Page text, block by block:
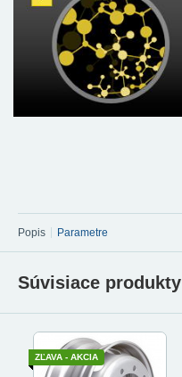
Popis Parametre
Súvisiace produkty
ZĽAVA - AKCIA